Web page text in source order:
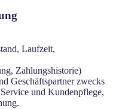
Laufzeit,
Zahlungshistorie)
Geschäftspartner zwecks
und Kundenpflege,